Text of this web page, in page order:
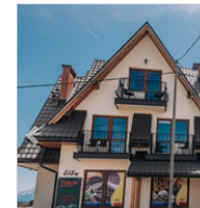
Previous